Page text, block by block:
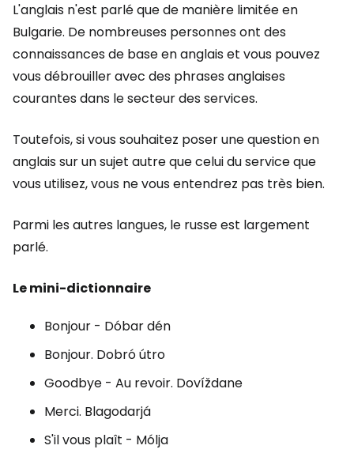
L'anglais n'est parlé que de manière limitée en
Bulgarie. De nombreuses personnes ont des
connaissances de base en anglais et vous pouvez
vous débrouiller avec des phrases anglaises
courantes dans le secteur des services.
Toutefois, si vous souhaitez poser une question en
anglais sur un sujet autre que celui du service que
vous utilisez, vous ne vous entendrez pas très bien.
Parmi les autres langues, le russe est largement
parlé.
Le mini-dictionnaire
Bonjour - Dóbar dén
Bonjour. Dobró útro
Goodbye - Au revoir. Dovíždane
Merci. Blagodarjá
S'il vous plaît - Mólja